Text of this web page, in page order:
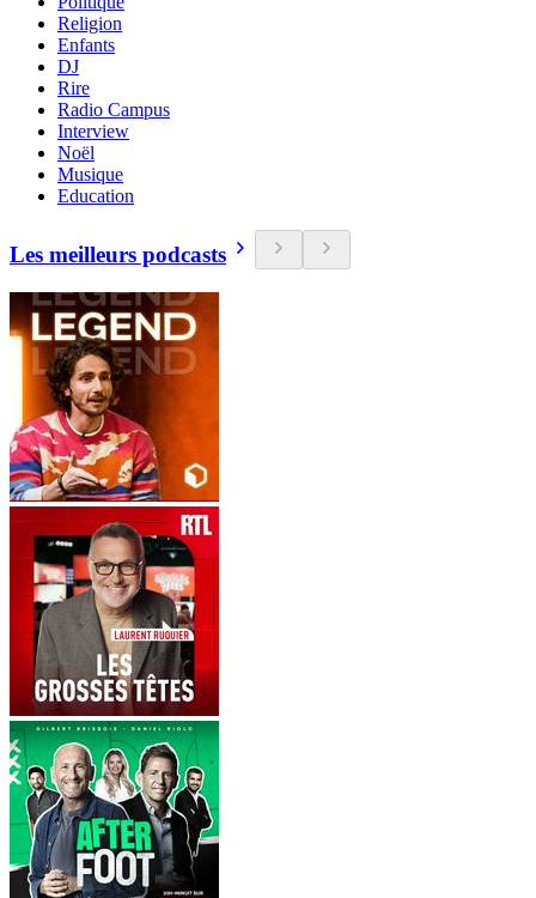
Religion
Enfants
DJ
Rire
Radio Campus
Interview
Noël
Musique
Education
Les meilleurs podcasts